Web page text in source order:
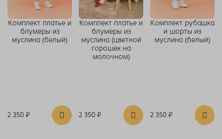
Комплект платье и
блумеры из
муслина (белый)
2 350 ₽
Комплект платье и
блумеры из
муслина (цветной
горошек на
молочном)
2 350 ₽
Комплект рубашка
и шорты из
муслина (белый)
2 350 ₽